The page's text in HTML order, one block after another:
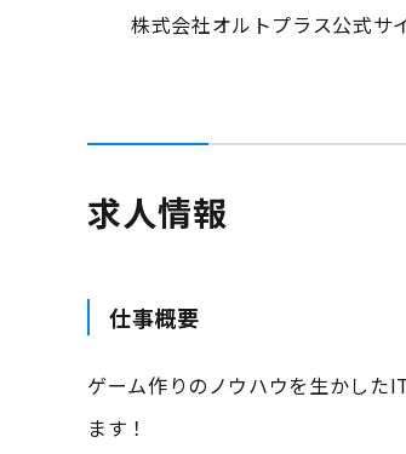
株式会社オルトプラス公式サ
求人情報
仕事概要
ゲーム作りのノウハウを生かした
ます！